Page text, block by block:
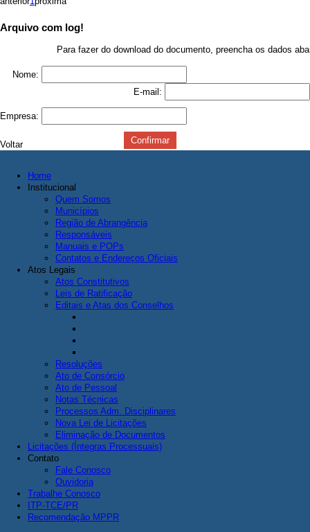
Arquivo com log!
Para fazer do download do documento, preencha os dados
Nome:
E-mail:
Empresa:
Voltar
Home
Institucional
Quem Somos
Municípios
Região de Abrangência
Responsáveis
Manuais e POPs
Contatos e Endereços Oficiais
Atos Legais
Atos Constitutivos
Leis de Ratificação
Editais e Atas dos Conselhos
Resoluções
Ato de Consórcio
Ato de Pessoal
Notas Técnicas
Processos Adm. Disciplinares
Nova Lei de Licitações
Eliminação de Documentos
Licitações (Íntegras Processuais)
Contato
Fale Conosco
Ouvidoria
Trabalhe Conosco
ITP-TCE/PR
Recomendação MPPR